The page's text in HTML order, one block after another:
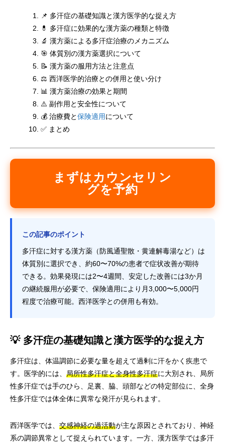
📌 多汗症の基礎知識と漢方医学的な捉え方
💊 多汗症に効果的な漢方薬の種類と特徴
🔬 漢方薬による多汗症治療のメカニズム
🎯 体質別の漢方薬選択について
📝 漢方薬の服用方法と注意点
⚖️ 西洋医学的治療との併用と使い分け
📊 漢方薬治療の効果と期間
⚠️ 副作用と安全性について
💰 治療費と保険適用について
✅ まとめ
まずはカウンセリン
グを予約
この記事のポイント
多汗症に対する漢方薬（防風通聖散・黄連解毒湯など）は
体質別に選択でき、約60〜70%の患者で症状改善が期待
できる。効果発現には2〜4週間、安定した改善には3か月
の継続服用が必要で、保険適用により月3,000〜5,000円
程度で治療可能。西洋医学との併用も有効。
💡 多汗症の基礎知識と漢方医学的な捉え方
多汗症は、体温調節に必要な量を超えて過剰に汗をかく疾患で
す。医学的には、 局所性多汗症と全身性多汗症に大別され、局所
性多汗症では手のひら、足裏、脇、頭部などの特定部位に、全身
性多汗症では体全体に異常な発汗が見られます。
西洋医学では、 交感神経の過活動が主な原因とされており、神経
系の調節異常として捉えられています。一方、漢方医学では多汗